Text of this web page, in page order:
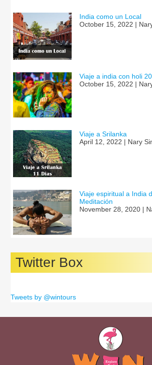
India como un Local
October 15, 2022 |
Viaje a india con holi
October 15, 2022 |
Viaje a Srilanka
April 12, 2022 | Nary
Viaje espiritual a India
Meditación
November 28, 2020 |
Twitter Box
Tweets by @wintours